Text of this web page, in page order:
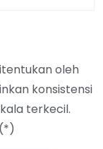
oleh
konsistensi
terkecil.